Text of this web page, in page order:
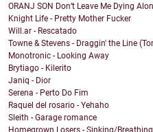
ORANJ SON Don’t Leave Me Dying
Knight Life - Pretty Mother Fucker
Will.ar - Rescatado
Towne & Stevens - Draggin' the Line
Monotronic - Looking Away
Brytiago - Kilerito
Janiq - Dior
Serena - Perto Do Fim
Raquel del rosario - Yehaho
Sleith - Garage romance
Homegrown Losers - Sinking/Breathing